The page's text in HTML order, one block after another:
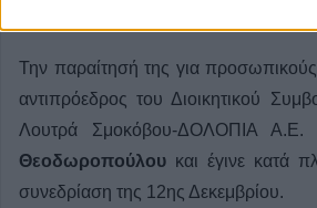
Την παραίτησή της για
αντιπρόεδρος του Διοικητικού
Λουτρά Σμοκόβου-ΔΟΛΟΠΙΑ
Θεοδωροπούλου και έγινε κατά
συνεδρίαση της 12ης Δεκεμβρίου.